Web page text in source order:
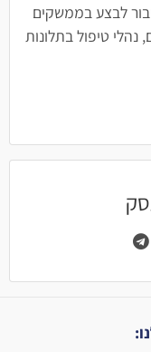
לבצע בממשקים
נהלי טיפול בתלונות